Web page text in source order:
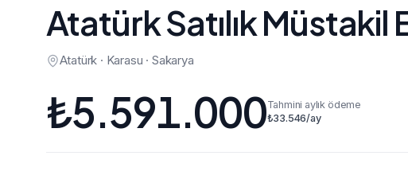
Atatürk Satılık Müstakil
Atatürk · Karasu · Sakarya
₺5.591.000Tahmini aylık ödeme
₺33.546/ay